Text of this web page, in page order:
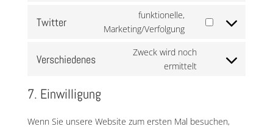
service
Twitter
funktionelle,
Marketing/Verfolgung
Consent
service
twitter
Verschiedenes
Zweck wird noch
ermittelt
Consent
7. Einwilligung
Wenn Sie unsere Website zum ersten Mal besuchen,